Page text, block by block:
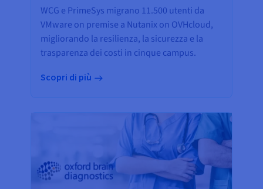
WCG e PrimeSys migrano 11.500 utenti da
VMware on premise a Nutanix on OVHcloud,
migliorando la resilienza, la sicurezza e la
trasparenza dei costi in cinque campus.
Scopri di più